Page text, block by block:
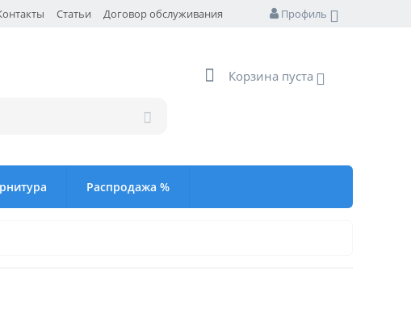
Профиль
Статьи Договор обслуживания
Корзина пуста
Распродажа %